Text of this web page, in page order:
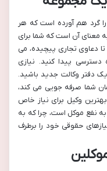
گرد هم آورده است که هر
معنای آن است که شما برای
تا دعاوی تجاری پیچیده، می
پیدا کنید. نیازی
دفتر وکالت جدید باشید.
شما صرفه جویی می کند،
وکیل برای نیاز خاص
نفع موکل است، چرا که به
حقوقی خود را برطرف